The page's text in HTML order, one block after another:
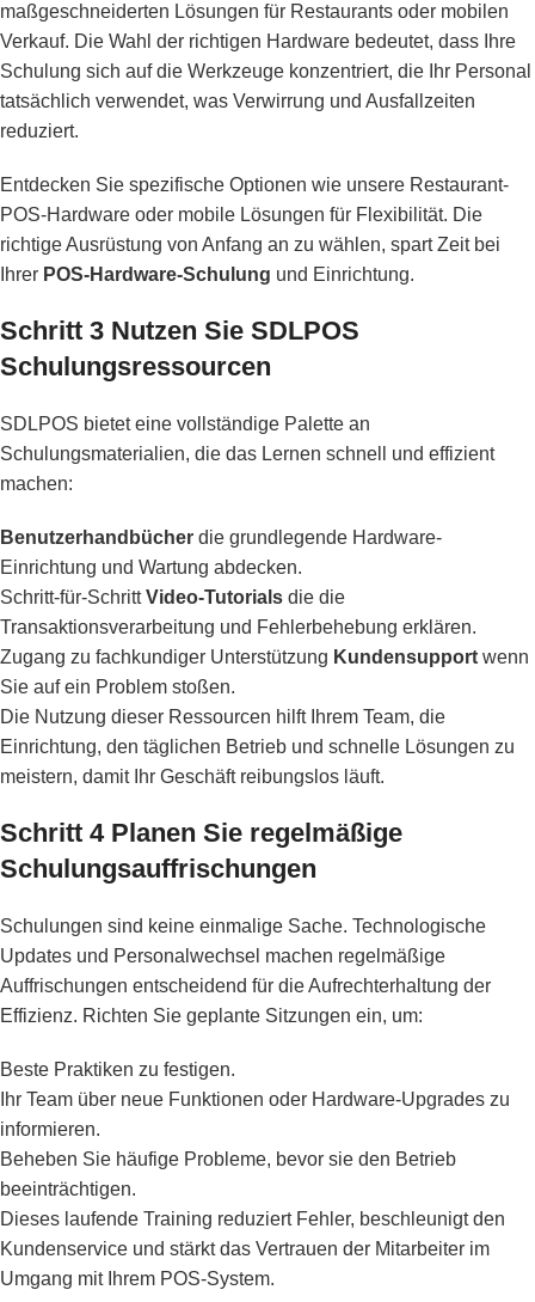
maßgeschneiderten Lösungen für Restaurants oder mobilen
Verkauf. Die Wahl der richtigen Hardware bedeutet, dass Ihre
Schulung sich auf die Werkzeuge konzentriert, die Ihr Personal
tatsächlich verwendet, was Verwirrung und Ausfallzeiten
reduziert.
Entdecken Sie spezifische Optionen wie unsere Restaurant-
POS-Hardware oder mobile Lösungen für Flexibilität. Die
richtige Ausrüstung von Anfang an zu wählen, spart Zeit bei
Ihrer POS-Hardware-Schulung und Einrichtung.
Schritt 3 Nutzen Sie SDLPOS
Schulungsressourcen
SDLPOS bietet eine vollständige Palette an
Schulungsmaterialien, die das Lernen schnell und effizient
machen:
Benutzerhandbücher die grundlegende Hardware-
Einrichtung und Wartung abdecken.
Schritt-für-SchrittVideo-Tutorials die die
Transaktionsverarbeitung und Fehlerbehebung erklären.
Zugang zu fachkundiger Unterstützung Kundensupport wenn
Sie auf ein Problem stoßen.
Die Nutzung dieser Ressourcen hilft Ihrem Team, die
Einrichtung, den täglichen Betrieb und schnelle Lösungen zu
meistern, damit Ihr Geschäft reibungslos läuft.
Schritt 4 Planen Sie regelmäßige
Schulungsauffrischungen
Schulungen sind keine einmalige Sache. Technologische
Updates und Personalwechsel machen regelmäßige
Auffrischungen entscheidend für die Aufrechterhaltung der
Effizienz. Richten Sie geplante Sitzungen ein, um:
Beste Praktiken zu festigen.
Ihr Team über neue Funktionen oder Hardware-Upgrades zu
informieren.
Beheben Sie häufige Probleme, bevor sie den Betrieb
beeinträchtigen.
Dieses laufende Training reduziert Fehler, beschleunigt den
Kundenservice und stärkt das Vertrauen der Mitarbeiter im
Umgang mit Ihrem POS-System.